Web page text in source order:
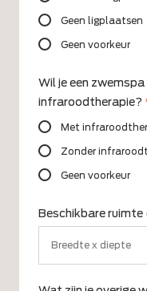
Geen ligplaatsen
Geen voorkeur
Wil je een
infraroodtherapie?
Met
Zonder
Geen voorkeur
Beschikbare ruimte